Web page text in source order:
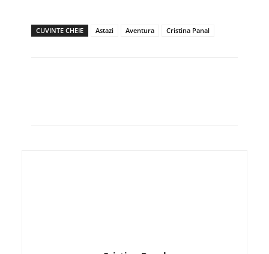
CUVINTE CHEIE Astazi Aventura Cristina Panal